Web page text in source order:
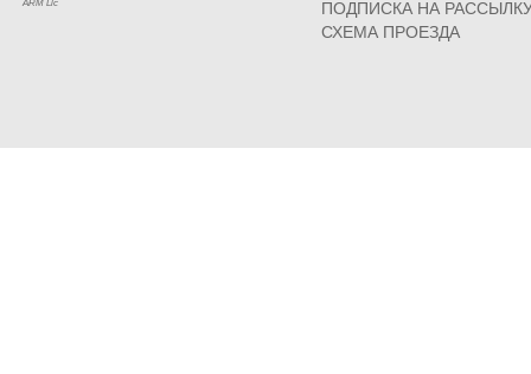
ARM Llc
ПОДПИСКА НА
СХЕМА ПРОЕЗДА